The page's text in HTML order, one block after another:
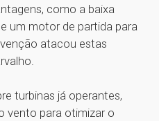
como a baixa
um motor de partida para
atacou estas
turbinas já operantes,
vento para otimizar o